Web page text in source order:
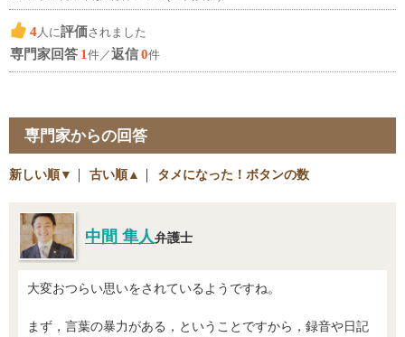
4人に評価されました
専門家回答 1件／返信0件
専門家からの回答
新しい順▼ ｜ 古い順▲ ｜ タメになった！ボタンの数
中間 隼人弁護士
大変おつらい思いをされているようですね。
まず，言葉の暴力がある，ということですから，録音や日記